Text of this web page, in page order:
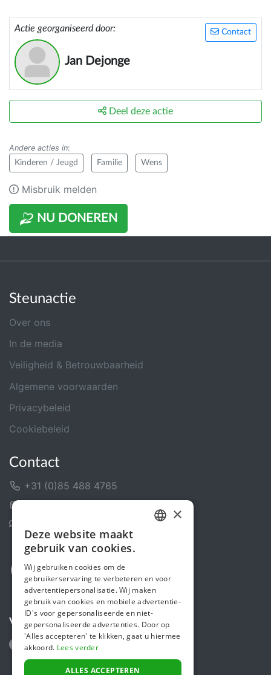
Contact
Actie georganiseerd door:
Jan Dejonge
NU DONEREN
Deel deze actie
Andere acties in:
Kinderen / Jeugd Familie Wens
Misbruik melden
Steunactie
Over ons
In de media
Veiligheid & Betrouwbaarheid
Algemene voorwaarden
Privacybeleid
Cookiebeleid
Contact
+31 (0)85 488 4765
Volg ons
ENGLISH
×
Deze website maakt
gebruik van cookies.
Wij gebruiken cookies om de
gebruikerservaring te verbeteren en voor
advertentiepersonalisatie. Wij maken
gebruik van cookies en mobiele advertentie-
ID's voor gepersonaliseerde en niet-
gepersonaliseerde advertenties. Door op
'Alles accepteren' te klikken, gaat u hiermee
akkoord. Lees verder
ALLES ACCEPTEREN